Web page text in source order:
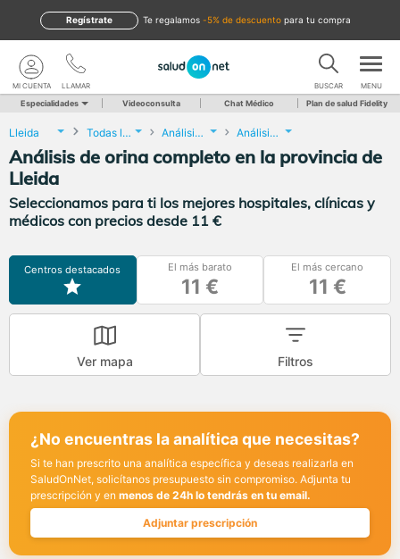
te regalamos -5% de descuento para tu compra
Regístrate
LLAMAR
MI CUENTA BUSCAR MENU
Especialidades Videoconsulta Chat Médico Plan de salud Fidelity
Lleida Todas las localidades Análisis Clínicos Análisis de orina completo
Análisis de orina completo en la provincia de
Lleida
Seleccionamos para ti los mejores hospitales, clínicas y
médicos con precios desde 11 €
Centros destacados El más barato
11 €
El más cercano
11 €
Ver mapa Filtros
¿No encuentras la analítica que necesitas?
Si te han prescrito una analítica específica y deseas realizarla en
SaludOnNet, solicítanos presupuesto sin compromiso. Adjunta tu
prescripción y en menos de 24h lo tendrás en tu email.
Adjuntar prescripción